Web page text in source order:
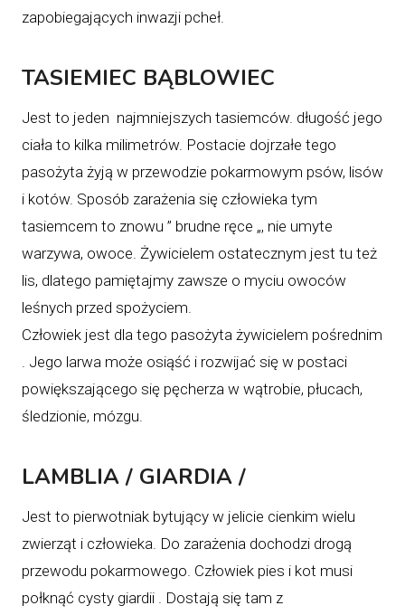
zapobiegających inwazji pcheł.
TASIEMIEC BĄBLOWIEC
Jest to jeden najmniejszych tasiemców. długość jego
ciała to kilka milimetrów. Postacie dojrzałe tego
pasożyta żyją w przewodzie pokarmowym psów, lisów
i kotów. Sposób zarażenia się człowieka tym
tasiemcem to znowu ” brudne ręce „, nie umyte
warzywa, owoce. Żywicielem ostatecznym jest tu też
lis, dlatego pamiętajmy zawsze o myciu owoców
leśnych przed spożyciem.
Człowiek jest dla tego pasożyta żywicielem pośrednim
. Jego larwa może osiąść i rozwijać się w postaci
powiększającego się pęcherza w wątrobie, płucach,
śledzionie, mózgu.
LAMBLIA / GIARDIA /
Jest to pierwotniak bytujący w jelicie cienkim wielu
zwierząt i człowieka. Do zarażenia dochodzi drogą
przewodu pokarmowego. Człowiek pies i kot musi
połknąć cysty giardii . Dostają się tam z